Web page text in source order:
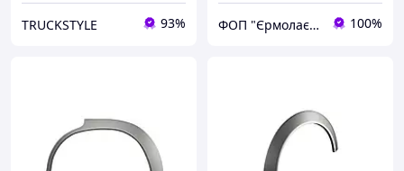
TRUCKSTYLE 93% ФОП "Єрмолаєв Ю.П." 100%